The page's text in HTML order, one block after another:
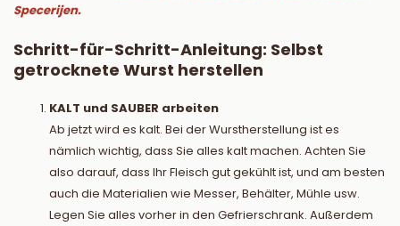
Specerijen.
Schritt-für-Schritt-Anleitung: Selbst
getrocknete Wurst herstellen
KALT und SAUBER arbeiten
Ab jetzt wird es kalt. Bei der Wurstherstellung ist es
nämlich wichtig, dass Sie alles kalt machen. Achten Sie
also darauf, dass Ihr Fleisch gut gekühlt ist, und am besten
auch die Materialien wie Messer, Behälter, Mühle usw.
Legen Sie alles vorher in den Gefrierschrank. Außerdem